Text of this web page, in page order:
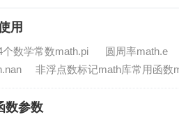
用
4个数学常数math.pi 圆周率
非浮点数标记math库常用函
数参数